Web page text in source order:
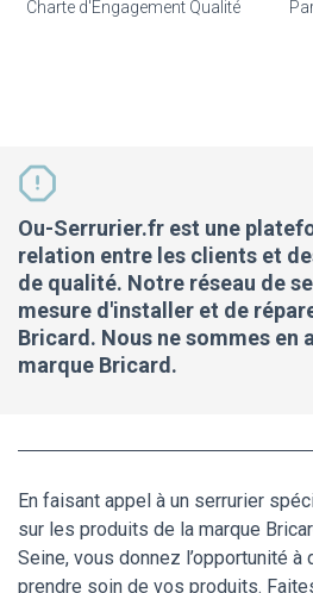
Charte d'Engagement Qualité
Ou-Serrurier.fr est une
relation entre les clients et
de qualité. Notre réseau de
mesure d'installer et de
Bricard. Nous ne sommes en
marque Bricard.
En faisant appel à un serrurier
sur les produits de la marque
Seine, vous donnez l’opportunité
prendre soin de vos produits.